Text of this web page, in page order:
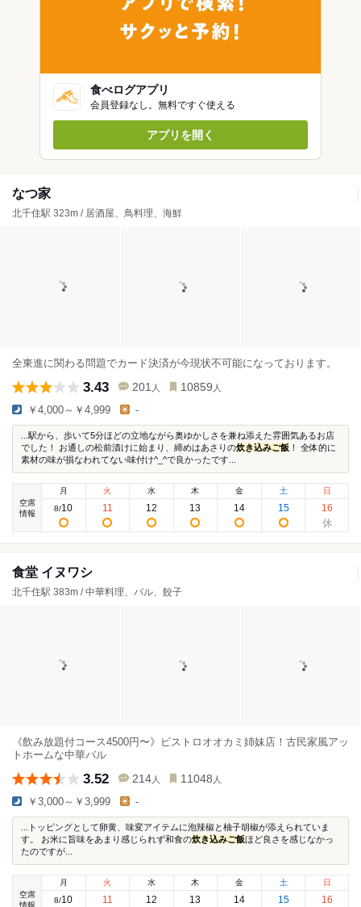
食べログアプリ
会員登録なし。無料ですぐ使える
アプリを開く
なつ家
北千住駅 323m / 居酒屋、鳥料理、海鮮
全東進に関わる問題でカード決済が今現状不可能になっております。
3.43 201 人 10859 人
￥4,000～￥4,999 -
...駅から、歩いて5分ほどの立地ながら奥ゆかしさを兼ね添えた雰囲気あるお店
でした！ お通しの松前漬けに始まり、締めはあさりの炊き込みご飯 ！ 全体的に
素材の味が損なわれてない味付け^_^で良かったです...
空席
情報
月
8/10
火
11
水
12
木
13
金
14
土
15
日
16
食堂 イヌワシ
北千住駅 383m / 中華料理、バル、餃子
《飲み放題付コース4500円〜》ビストロオオカミ姉妹店！古民家風アッ
トホームな中華バル
3.52 214 人 11048 人
￥3,000～￥3,999 -
...トッピングとして卵黄、味変アイテムに泡辣椒と柚子胡椒が添えられていま
す。 お米に旨味をあまり感じられず和食の炊き込みご飯ほど良さを感じなかっ
たのですが...
空席
情報
月
8/10
火
11
水
12
木
13
金
14
土
15
日
16